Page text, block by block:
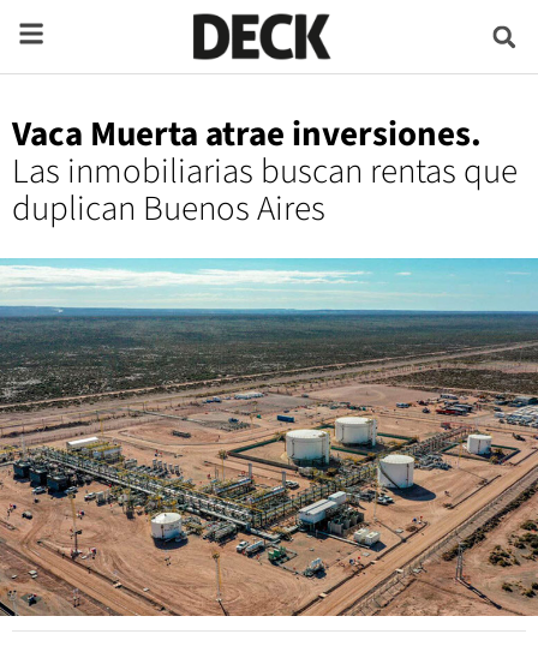
Vaca Muerta atrae inversiones.
Las inmobiliarias buscan rentas que
duplican Buenos Aires